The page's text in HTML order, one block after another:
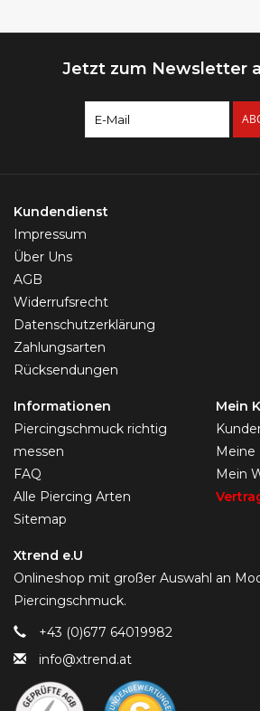
Jetzt zum Newsletter
Kundendienst
Impressum
Über Uns
AGB
Widerrufsrecht
Datenschutzerklärung
Zahlungsarten
Rücksendungen
Informationen
Piercingschmuck richtig
messen
FAQ
Alle Piercing Arten
Sitemap
Mein
Meine
Mein
Xtrend e.U
Onlineshop mit großer Auswahl an
Piercingschmuck.
+43 (0)677 64019982
info@xtrend.at